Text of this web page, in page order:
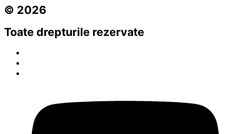
© 2026
Toate drepturile rezervate